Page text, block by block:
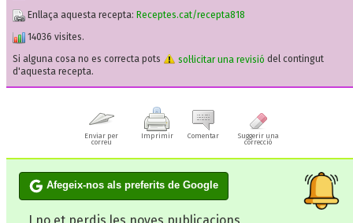
Enllaça aquesta recepta: Receptes.cat/recepta818
14036 visites.
Si alguna cosa no es correcta pots
sol·licitar una revisió del contingut
d'aquesta recepta.
Enviar per
correu
Imprimir Comentar
Suggerir una
correcció
Afegeix-nos als preferits de Google